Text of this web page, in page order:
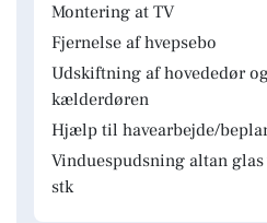
Montering at TV
Fjernelse af hvepsebo
Udskiftning af hovededør
kælderdøren
Hjælp til havearbejde/
Vinduespudsning altan
stk